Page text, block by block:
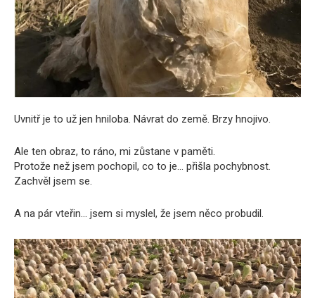
Uvnitř je to už jen hniloba. Návrat do země. Brzy hnojivo.
Ale ten obraz, to ráno, mi zůstane v paměti.
Protože než jsem pochopil, co to je… přišla pochybnost.
Zachvěl jsem se.
A na pár vteřin… jsem si myslel, že jsem něco probudil.